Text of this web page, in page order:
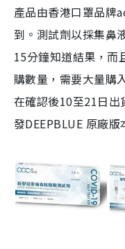
產品由香港口罩品牌
到。測試劑以採集鼻
15分鐘知道結果，而
購數量，需要大量購
在確認後10至21日
發DEEPBLUE 原廠版